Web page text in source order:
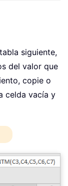
siguiente,
del valor que
copie o
celda vacía y